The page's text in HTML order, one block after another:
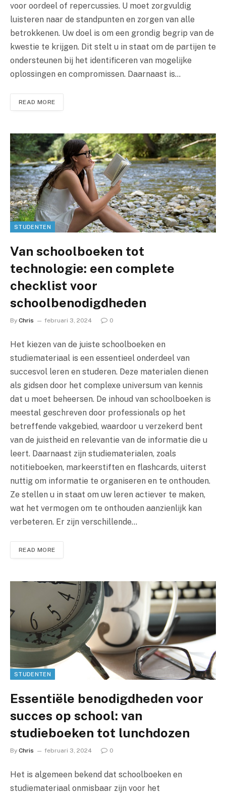
voor oordeel of repercussies. U moet zorgvuldig
luisteren naar de standpunten en zorgen van alle
betrokkenen. Uw doel is om een grondig begrip van de
kwestie te krijgen. Dit stelt u in staat om de partijen te
ondersteunen bij het identificeren van mogelijke
oplossingen en compromissen. Daarnaast is…
READ MORE
STUDENTEN
Van schoolboeken tot
technologie: een complete
checklist voor
schoolbenodigdheden
By Chris februari 3, 2024 0
Het kiezen van de juiste schoolboeken en
studiemateriaal is een essentieel onderdeel van
succesvol leren en studeren. Deze materialen dienen
als gidsen door het complexe universum van kennis
dat u moet beheersen. De inhoud van schoolboeken is
meestal geschreven door professionals op het
betreffende vakgebied, waardoor u verzekerd bent
van de juistheid en relevantie van de informatie die u
leert. Daarnaast zijn studiematerialen, zoals
notitieboeken, markeerstiften en flashcards, uiterst
nuttig om informatie te organiseren en te onthouden.
Ze stellen u in staat om uw leren actiever te maken,
wat het vermogen om te onthouden aanzienlijk kan
verbeteren. Er zijn verschillende…
READ MORE
STUDENTEN
Essentiële benodigdheden voor
succes op school: van
studieboeken tot lunchdozen
By Chris februari 3, 2024 0
Het is algemeen bekend dat schoolboeken en
studiemateriaal onmisbaar zijn voor het